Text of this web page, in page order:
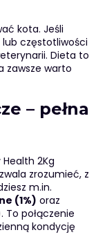
kota. Jeśli
częstotliwości
Dieta to
zawsze warto
– pełna
2Kg
zrozumieć, z
m.in.
(1%) oraz
To połączenie
kondycję